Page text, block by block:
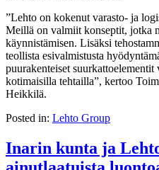
”Lehto on kokenut varasto- ja
Meillä on valmiit konseptit, jotka
käynnistämisen. Lisäksi
teollista esivalmistusta
puurakenteiset
kotimaisilla tehtailla”, kertoo
Heikkilä.
Posted in: Lehto Group
Inarin kunta ja